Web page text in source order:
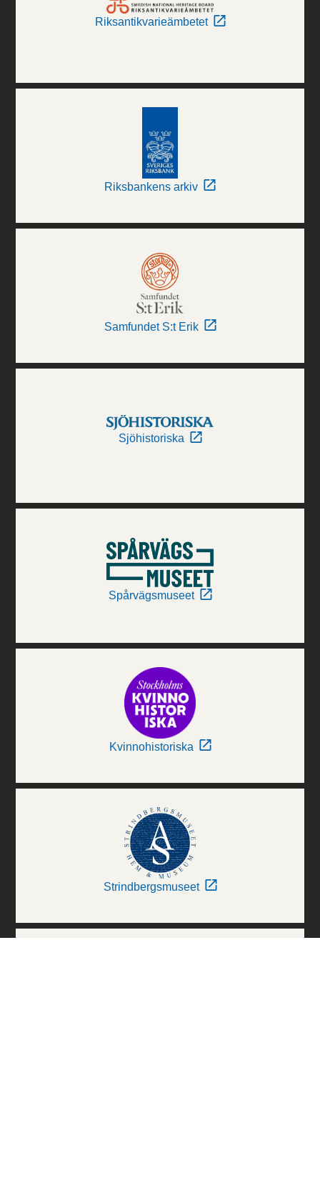
Riksantikvarieämbetet
Riksbankens arkiv
Samfundet S:t Erik
Sjöhistoriska
Spårvägsmuseet
Kvinnohistoriska
Strindbergsmuseet